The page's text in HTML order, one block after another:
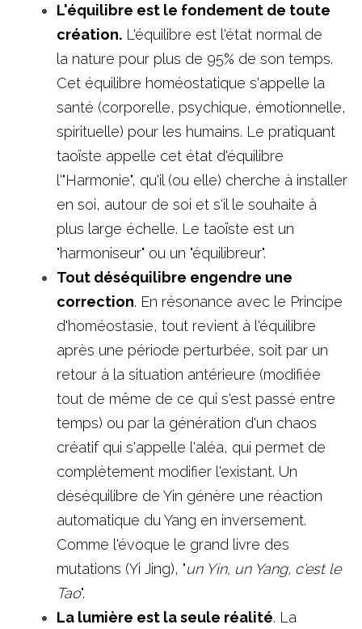
L'équilibre est le fondement de toute
création. L'équilibre est l'état normal de
la nature pour plus de 95% de son temps.
Cet équilibre homéostatique s'appelle la
santé (corporelle, psychique, émotionnelle,
spirituelle) pour les humains. Le pratiquant
taoïste appelle cet état d'équilibre
l'"Harmonie", qu'il (ou elle) cherche à installer
en soi, autour de soi et s'il le souhaite à
plus large échelle. Le taoïste est un
"harmoniseur" ou un "équilibreur".
Tout déséquilibre engendre une
correction. En résonance avec le Principe
d'homéostasie, tout revient à l'équilibre
après une période perturbée, soit par un
retour à la situation antérieure (modifiée
tout de même de ce qui s'est passé entre
temps) ou par la génération d'un chaos
créatif qui s'appelle l'aléa, qui permet de
complètement modifier l'existant. Un
déséquilibre de Yin génère une réaction
automatique du Yang en inversement.
Comme l'évoque le grand livre des
mutations (Yi Jing), "un Yin, un Yang, c'est le
Tao".
La lumière est la seule réalité. La